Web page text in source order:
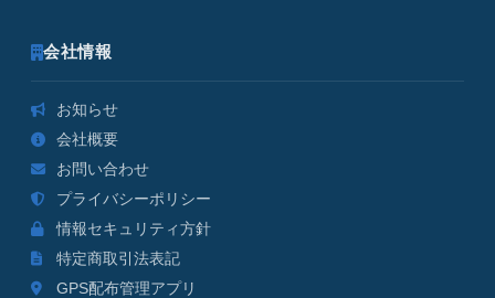
会社情報
お知らせ
会社概要
お問い合わせ
プライバシーポリシー
情報セキュリティ方針
特定商取引法表記
GPS配布管理アプリ